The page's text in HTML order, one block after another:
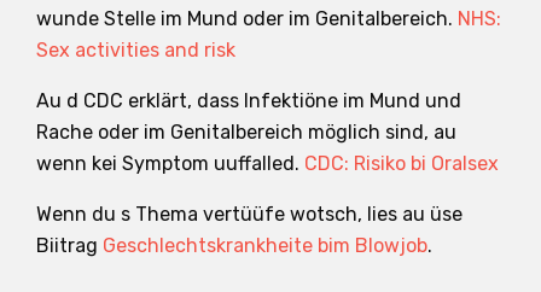
wunde Stelle im Mund oder im Genitalbereich. NHS:
Sex activities and risk
Au d CDC erklärt, dass Infektiöne im Mund und
Rache oder im Genitalbereich möglich sind, au
wenn kei Symptom uuffalled. CDC: Risiko bi Oralsex
Wenn du s Thema vertüüfe wotsch, lies au üse
Biitrag Geschlechtskrankheite bim Blowjob.